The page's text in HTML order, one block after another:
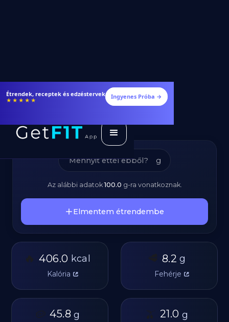
Étrendek, receptek és edzéstervek
★★★★★ Ingyenes Próba →
Sajtos Croissant –
Tápanyagok
g
Az alábbi adatok100.0 g-ra vonatkoznak.
Elmentem étrendembe
🔥 406.0 kcal
Kalória
🥩 8.2 g
Fehérje
🥔 45.8 g 🫒 21.0 g